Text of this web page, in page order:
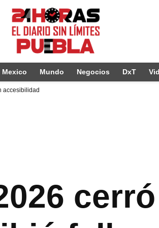
Mexico Mundo Negocios DxT
accesibilidad